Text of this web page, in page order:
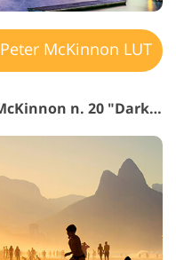
Peter McKinnon LUT
Scarica gratis le LUT di Peter McKinnon n. 20 "Dark Shadows"